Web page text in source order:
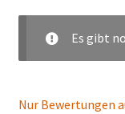
Es gibt
Nur Bewertungen